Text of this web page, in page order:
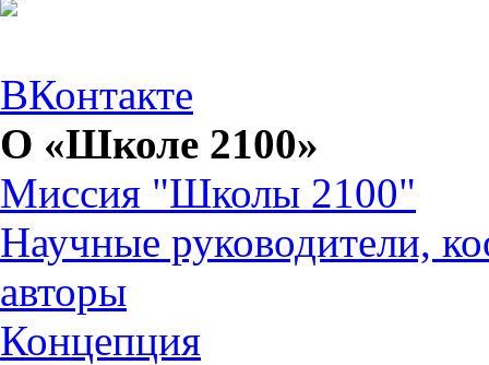
ВКонтакте
О «Школе 2100»
Миссия "Школы 2100"
Научные руководители,
авторы
Концепция